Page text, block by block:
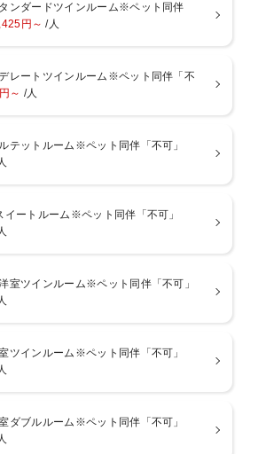
んだオリジナルコース料理です。
牛のローストビーフ」と「季節の魚料理」を
先着順でお伺いいたします。(手続きのみ
き上げる「ふわとろオムレツ」が人気！
（最終入場 9:30）
食事提供方法を変更することとなりました。
ルギーをお持ちのお客様は「低アレルゲンメ
の対応は出来かねます。
ー」のお申込みは2日前までとなります。ご
来かねます。
確認くださいませ。
～24:30 / 6:00～10:00
「朱」
ンダードツインルーム※ペット同伴
円～ /人
レートツインルーム※ペット同伴「不
～ /人
テットルーム※ペット同伴「不可」
イートルーム※ペット同伴「不可」
室ツインルーム※ペット同伴「不可」
ツインルーム※ペット同伴「不可」
ダブルルーム※ペット同伴「不可」